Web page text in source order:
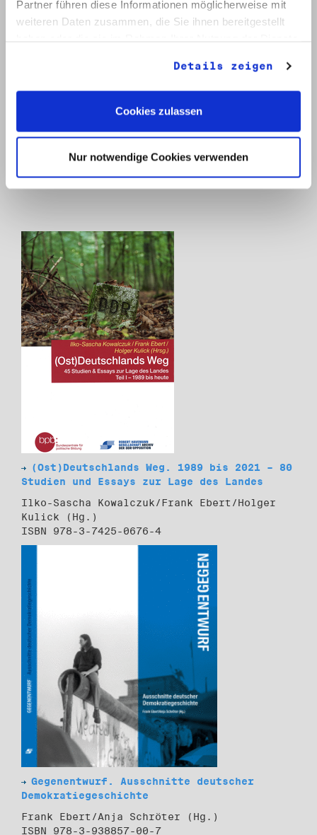
Partner führen diese Informationen möglicherweise mit
weiteren Daten zusammen, die Sie ihnen bereitgestellt
Details zeigen
Cookies zulassen
Nur notwendige Cookies verwenden
Ach, die Spielzeugsammler auch? von
DDR
Margit Miosga
ISBN 978-3-938857-01-4
(Ost)Deutschlands Weg. 1989 bis 2021 – 80
Studien und Essays zur Lage des Landes
Ilko-Sascha Kowalczuk/Frank Ebert/Holger
Kulick (Hg.)
ISBN 978-3-7425-0676-4
Gegenentwurf. Ausschnitte deutscher
Demokratiegeschichte
Frank Ebert/Anja Schröter (Hg.)
ISBN 978-3-938857-00-7